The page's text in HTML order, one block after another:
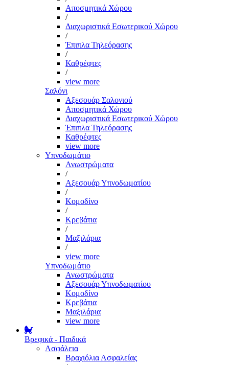
Αποσμητικά Χώρου
/
Διαχωριστικά Εσωτερικού Χώρου
/
Έπιπλα Τηλεόρασης
/
Καθρέφτες
/
view more
Σαλόνι
Αξεσουάρ Σαλονιού
Αποσμητικά Χώρου
Διαχωριστικά Εσωτερικού Χώρου
Έπιπλα Τηλεόρασης
Καθρέφτες
view more
Υπνοδωμάτιο
Ανωστρώματα
/
Αξεσουάρ Υπνοδωματίου
/
Κομοδίνο
/
Κρεβάτια
/
Μαξιλάρια
/
view more
Υπνοδωμάτιο
Ανωστρώματα
Αξεσουάρ Υπνοδωματίου
Κομοδίνο
Κρεβάτια
Μαξιλάρια
view more
Βρεφικά - Παιδικά
Ασφάλεια
Βραχιόλια Ασφαλείας